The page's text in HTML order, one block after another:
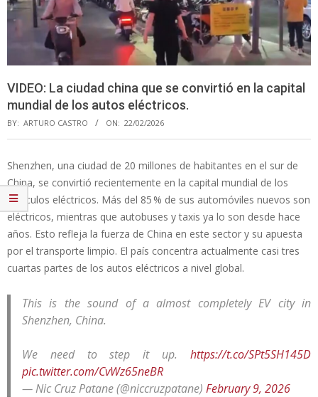
VIDEO: La ciudad china que se convirtió en la capital
mundial de los autos eléctricos.
BY: ARTURO CASTRO ON: 22/02/2026
Shenzhen, una ciudad de 20 millones de habitantes en el sur de
China, se convirtió recientemente en la capital mundial de los
vehículos eléctricos. Más del 85 % de sus automóviles nuevos son
eléctricos, mientras que autobuses y taxis ya lo son desde hace
años. Esto refleja la fuerza de China en este sector y su apuesta
por el transporte limpio. El país concentra actualmente casi tres
cuartas partes de los autos eléctricos a nivel global.
This is the sound of a almost completely EV city in
Shenzhen, China.
We need to step it up. https://t.co/SPt5SH145D
pic.twitter.com/CvWz65neBR
— Nic Cruz Patane (@niccruzpatane) February 9, 2026